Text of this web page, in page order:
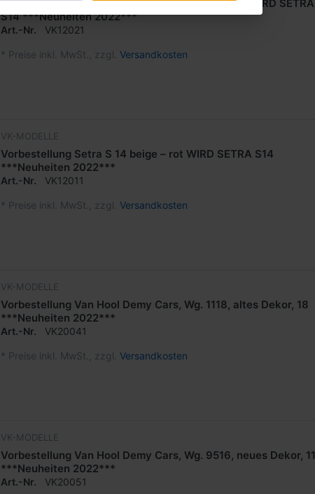
Vorbestellung Setra S 14 VIKING – NORDTURIST WIRD SETRA
S14 ***Neuheiten 2022***
Art.-Nr. VK12021
* Preise inkl. MwSt., zzgl. Versandkosten
VK-MODELLE
Vorbestellung Setra S 14 beige – rot WIRD SETRA S14
***Neuheiten 2022***
Art.-Nr. VK12011
* Preise inkl. MwSt., zzgl. Versandkosten
VK-MODELLE
Vorbestellung Van Hool Demy Cars, Wg. 1118, altes Dekor, 18
***Neuheiten 2022***
Art.-Nr. VK20041
* Preise inkl. MwSt., zzgl. Versandkosten
VK-MODELLE
Vorbestellung Van Hool Demy Cars, Wg. 9516, neues Dekor, 11
***Neuheiten 2022***
Art.-Nr. VK20051